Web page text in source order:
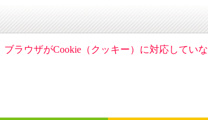
ラウザがCookie（クッキー）に対応してい